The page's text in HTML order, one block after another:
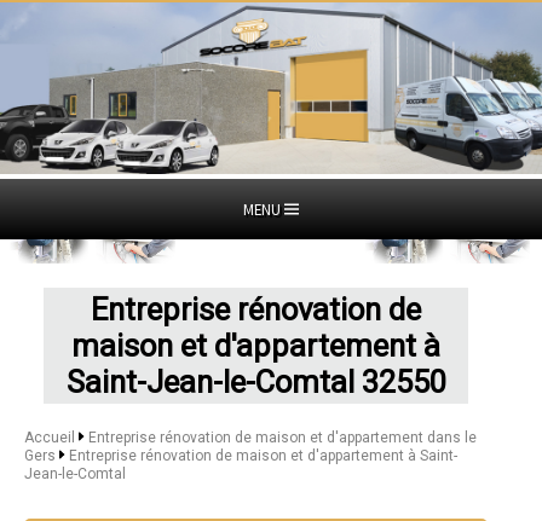
MENU
Entreprise rénovation de
maison et d'appartement à
Saint-Jean-le-Comtal 32550
Accueil
Entreprise rénovation de maison et d'appartement dans le
Gers
Entreprise rénovation de maison et d'appartement à Saint-
Jean-le-Comtal